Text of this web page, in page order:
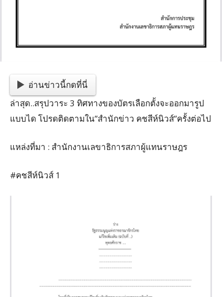
อ่านข่าวนี้กดที่นี่
ล่าสุด..สรุปวาระ 3 ทิศทางของบัตรเลือกตั้งจะออกมารูป
แบบได โปรดติดตามใน”สำนักข่าว คชสีห์นิวส์”ครั้งต่อไป
แหล่งที่มา : สำนักงานเลขาธิการสภาผู้แทนราษฎร
#คชสีห์นิวส์ 1